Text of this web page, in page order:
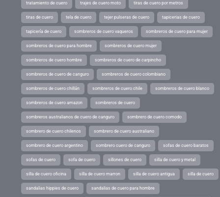
tratamiento de cuero trajes de cuero moto tiras de cuero por metros
tiras de cuero tela de cuero tejer pulseras de cuero tapicerias de cuero
tapicería de cuero sombreros de cuero vaqueros sombreros de cuero para mujer
sombreros de cuero para hombre sombreros de cuero mujer
sombreros de cuero hombre sombreros de cuero de carpincho
sombreros de cuero de canguro sombreros de cuero colombiano
sombreros de cuero chillán sombreros de cuero chile sombreros de cuero blanco
sombreros de cuero amazon sombreros de cuero
sombreros australianos de cuero de canguro sombrero de cuero comodo
sombrero de cuero chilenos sombrero de cuero australiano
sombrero de cuero argentino sombrero cuero de canguro sofas de cuero baratos
sofas de cuero sofa de cuero sillones de cuero silla de cuero y metal
silla de cuero oficina silla de cuero marron silla de cuero antigua silla de cuero
sandalias hippies de cuero sandalias de cuero para hombre